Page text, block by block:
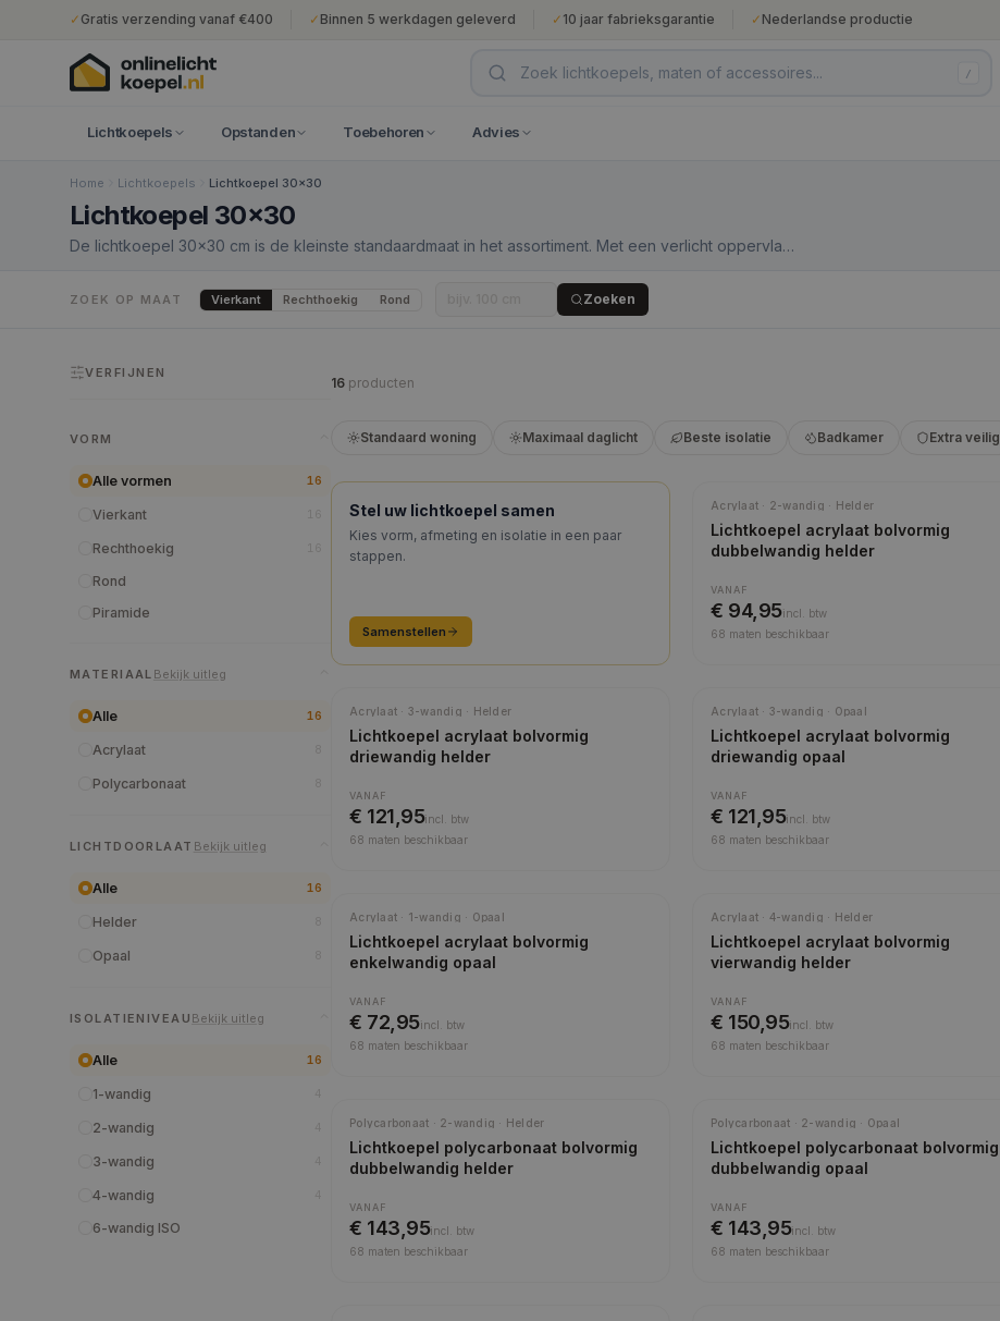
✓ Gratis verzending vanaf €400 ✓ Binnen 5 werkdagen geleverd ✓ 10 jaar fabrieksgarantie ✓ Nederlandse productie
/
Lichtkoepels Opstanden Toebehoren Advies
Home Lichtkoepels Lichtkoepel 30x30
Lichtkoepel 30x30
De lichtkoepel 30×30 cm is de kleinste standaardmaat in het assortiment. Met een verlicht oppervlak
toiletruimtes, trapkasten, bergingen en smallere bijgebouwen. De daksparing van 50×50 cm past in
vrijwel elke dakconstructie. Door het geringe gewicht is dit de meest eenvoudig zelf te plaatsen
ZOEK OP MAAT Vierkant Rechthoekig Rond Zoeken
VERFIJNEN
VORM
Alle vormen 16
Vierkant
Rechthoekig
Rond
Piramide
MATERIAAL Bekijk uitleg
Alle 16
Acrylaat
Polycarbonaat
LICHTDOORLAAT Bekijk uitleg
Alle 16
Helder
Opaal
ISOLATIENIVEAU Bekijk uitleg
Alle 16
1-wandig
2-wandig
3-wandig
4-wandig
6-wandig ISO
16 producten
Standaard woning Maximaal daglicht Beste isolatie Badkamer Extra veilig
KEUZEHULP
Stel uw lichtkoepel samen
Kies vorm, afmeting en isolatie in een paar
stappen.
Samenstellen
Acrylaat · 2-wandig · Helder
Lichtkoepel acrylaat bolvormig
dubbelwandig helder
VANAF
€ 94,95incl.
btw
68 maten beschikbaar
Acrylaat · 3-wandig · Helder
Lichtkoepel acrylaat bolvormig
driewandig helder
VANAF
€ 121,95incl.
btw
68 maten beschikbaar
Acrylaat · 3-wandig · Opaal
Lichtkoepel acrylaat bolvormig
driewandig opaal
VANAF
€ 121,95incl.
btw
68 maten beschikbaar
Acrylaat · 1-wandig · Opaal
Lichtkoepel acrylaat bolvormig
enkelwandig opaal
VANAF
€ 72,95incl.
btw
68 maten beschikbaar
Acrylaat · 4-wandig · Helder
Lichtkoepel acrylaat bolvormig
vierwandig helder
VANAF
€ 150,95incl.
btw
68 maten beschikbaar
Polycarbonaat · 2-wandig · Helder
Lichtkoepel polycarbonaat bolvormig
dubbelwandig helder
VANAF
€ 143,95incl.
btw
68 maten beschikbaar
Polycarbonaat · 2-wandig · Opaal
Lichtkoepel polycarbonaat bolvormig
dubbelwandig opaal
VANAF
€ 143,95incl.
btw
68 maten beschikbaar